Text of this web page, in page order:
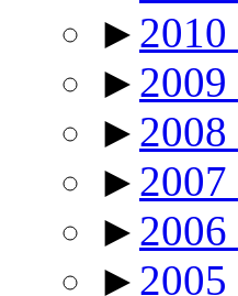
► 2010
► 2009
► 2008
► 2007
► 2006
► 2005